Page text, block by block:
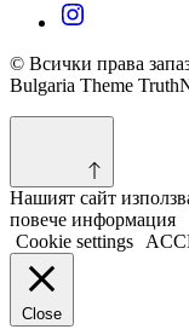
© Всички права
Bulgaria Theme
Нашият сайт
повече информация
Cookie settings
Close